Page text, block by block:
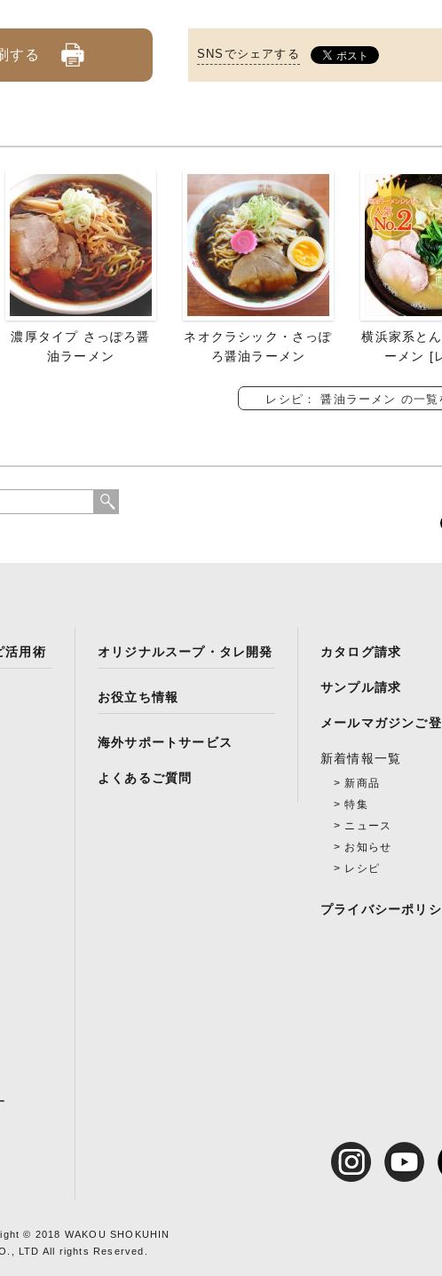
する SNSでシェアする
濃厚タイプ さっぽろ醤
油ラーメン
ネオクラシック・さっぽ
ろ醤油ラーメン
横浜家系と
ーメン [
レシピ： 醤油ラーメン の一覧
活用術 オリジナルスープ・タレ開発
お役立ち情報
海外サポートサービス
よくあるご質問
カタログ請求
サンプル請求
メールマガジンご
新着情報一覧
新商品
特集
ニュース
お知らせ
レシピ
プライバシーポリ
© 2018 WAKOU SHOKUHIN
LTD All rights Reserved.